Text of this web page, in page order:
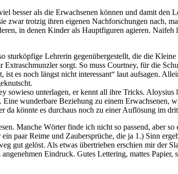
besser als die Erwachsenen können und damit den
zwar trotzig ihren eigenen Nachforschungen nach,
in denen Kinder als Hauptfiguren agieren.
sturköpfige Lehrerin gegenübergestellt, die die
sorgt. So muss Courtney, für die
es noch längst nicht interessant“ laut aufsagen.
sowieso unterlagen, er kennt all ihre Tricks.
wunderbare Beziehung zu einem Erwachsenen,
da könnte es durchaus noch zu einer Auflösung im
Manche Wörter finde ich nicht so passend, aber
paar Reime und Zaubersprüche, die ja 1.) Sinn
gut gelöst. Als etwas übertrieben erschien mir der
Eindruck. Gutes Lettering, mattes